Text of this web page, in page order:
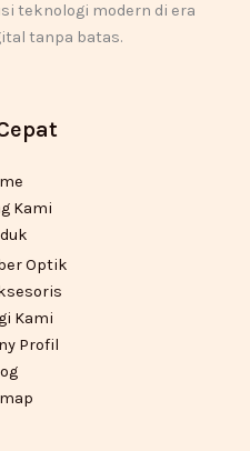
teknologi modern di era
tanpa batas.
Kami
Optik
Kami
Profil